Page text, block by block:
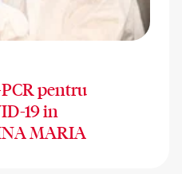
pentru
19 in
MARIA